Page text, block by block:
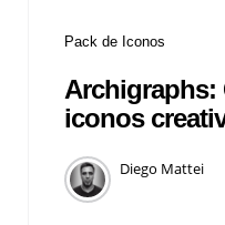
Pack de Iconos
Archigraphs:
iconos
Diego Mattei